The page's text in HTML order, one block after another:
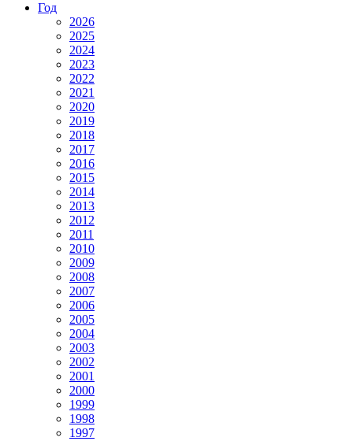
Год
2026
2025
2024
2023
2022
2021
2020
2019
2018
2017
2016
2015
2014
2013
2012
2011
2010
2009
2008
2007
2006
2005
2004
2003
2002
2001
2000
1999
1998
1997